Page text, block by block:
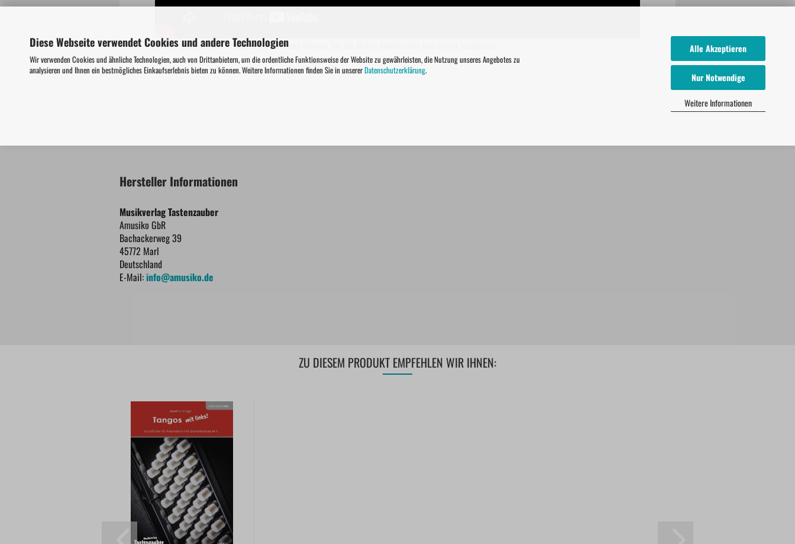
Diese Webseite verwendet Cookies und andere Technologien
Wir verwenden Cookies und ähnliche Technologien, auch von Drittanbietern, um die ordentliche Funktionsweise der Website zu gewährleisten, die Nutzung unseres Angebotes zu
analysieren und Ihnen ein bestmögliches Einkaufserlebnis bieten zu können. Weitere Informationen finden Sie in unsererDatenschutzerklärung.
Alle Akzeptieren
Nur Notwendige
Weitere Informationen
Direkt nach der Bestellung und Bezahlung können Sie die Noten downloaden und sofort losspielen.
Hersteller Informationen
Musikverlag Tastenzauber
Amusiko GbR
Bachackerweg 39
45772 Marl
Deutschland
E-Mail:info@amusiko.de
ZU DIESEM PRODUKT EMPFEHLEN WIR IHNEN: